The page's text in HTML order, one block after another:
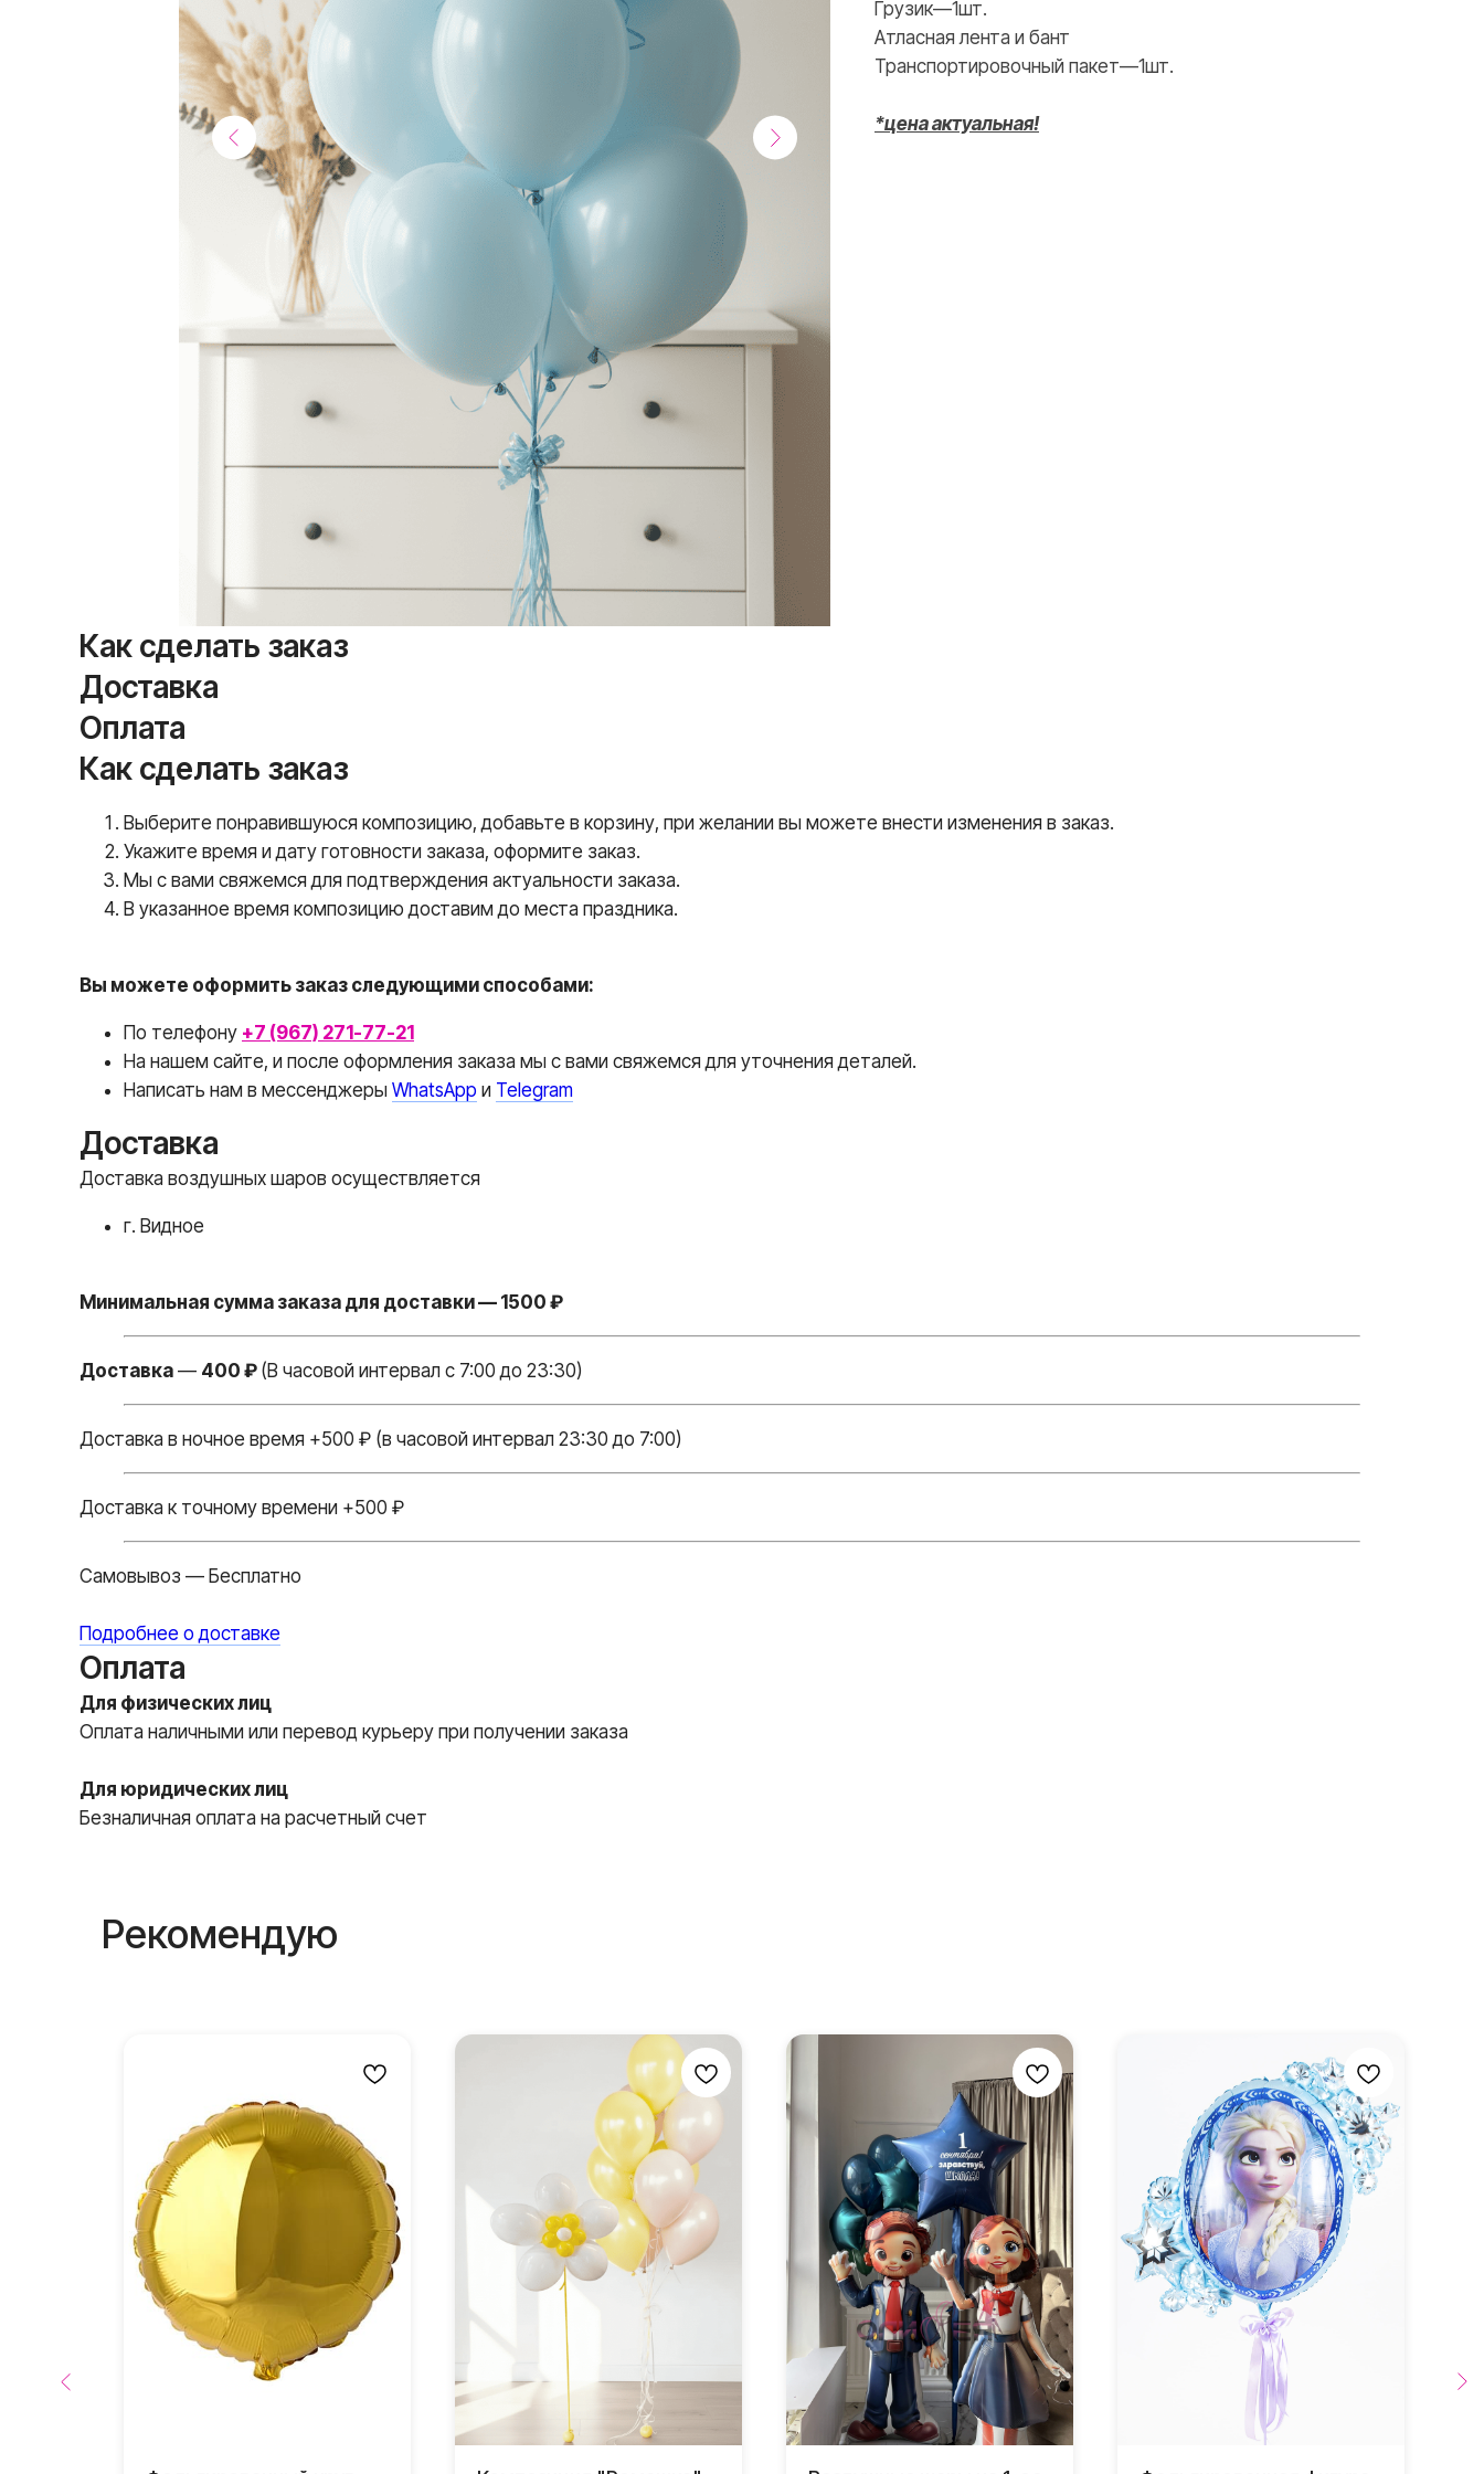
INSTAGRAM
Грузик—1шт.
Атласная лента и бант
Транспортировочный пакет—1шт.
*цена актуальная!
Как сделать заказ
Доставка
Оплата
Как сделать заказ
Выберите понравившуюся композицию, добавьте в корзину, при желании вы можете внести изменения в заказ.
Укажите время и дату готовности заказа, оформите заказ.
Мы с вами свяжемся для подтверждения актуальности заказа.
В указанное время композицию доставим до места праздника.
Вы можете оформить заказ следующими способами:
По телефону +7 (967) 271-77-21
На нашем сайте, и после оформления заказа мы с вами свяжемся для уточнения деталей.
Написать нам в месcенджеры WhatsApp и Telegram
Доставка
Доставка воздушных шаров осуществляется
г. Видное
Минимальная сумма заказа для доставки — 1500 ₽
Доставка — 400 ₽ (В часовой интервал с 7:00 до 23:30)
Доставка в ночное время +500 ₽ (в часовой интервал 23:30 до 7:00)
Доставка к точному времени +500 ₽
Самовывоз — Бесплатно
Подробнее о доставке
Оплата
Для физических лиц
Оплата наличными или перевод курьеру при получении заказа
Для юридических лиц
Безналичная оплата на расчетный счет
Рекомендую